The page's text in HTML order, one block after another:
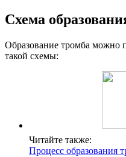
Схема
Образование тромба можно
такой схемы:
Читайте также:
Процесс образования